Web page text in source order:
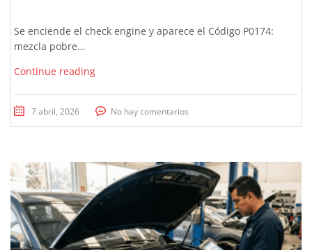
Se enciende el check engine y aparece el Código P0174:
mezcla pobre…
Continue reading
7 abril, 2026 No hay comentarios